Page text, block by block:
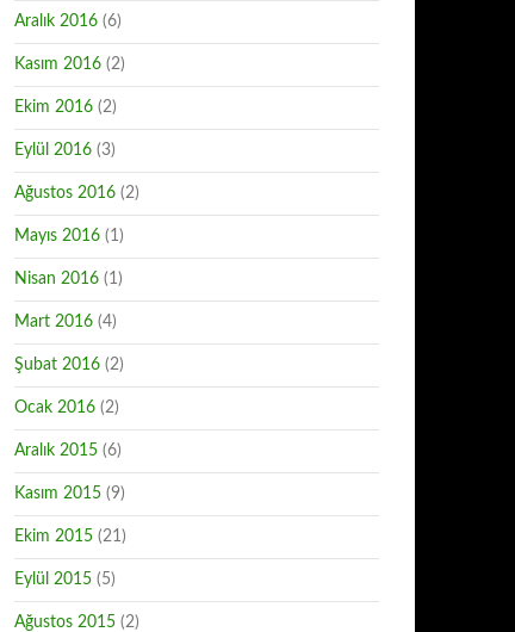
Aralık 2016 (6)
Kasım 2016 (2)
Ekim 2016 (2)
Eylül 2016 (3)
Ağustos 2016 (2)
Mayıs 2016 (1)
Nisan 2016 (1)
Mart 2016 (4)
Şubat 2016 (2)
Ocak 2016 (2)
Aralık 2015 (6)
Kasım 2015 (9)
Ekim 2015 (21)
Eylül 2015 (5)
Ağustos 2015 (2)